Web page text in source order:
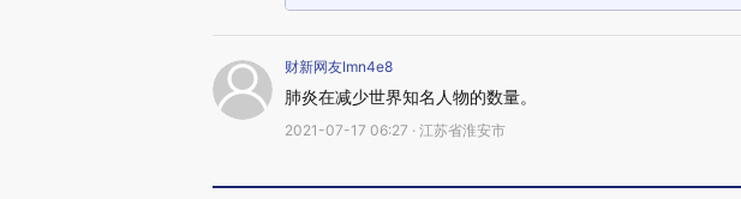
财新网友Imn4e8
肺炎在减少世界知名人物的数量。
2021-07-17 06:27 · 江苏省淮安市